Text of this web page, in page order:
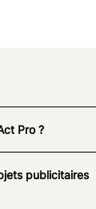
Pro ?
publicitaires